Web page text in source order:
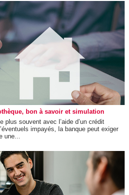
bon à savoir et simulation
plus souvent avec l’aide d’un crédit
impayés, la banque peut exiger
une...